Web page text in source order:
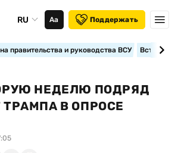
RU Аа Поддержать
правительства и руководства ВСУ
НЕДЕЛЮ ПОДРЯД
В ОПРОСЕ